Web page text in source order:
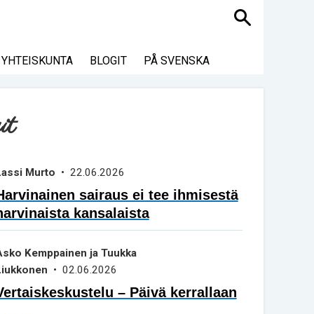
Haku
YHTEISKUNTA BLOGIT PÅ SVENSKA
Murto • 22.06.2026
sairaus ei tee ihmisestä
kansalaista
Kemppainen ja Tuukka
• 02.06.2026
– Päivä kerrallaan